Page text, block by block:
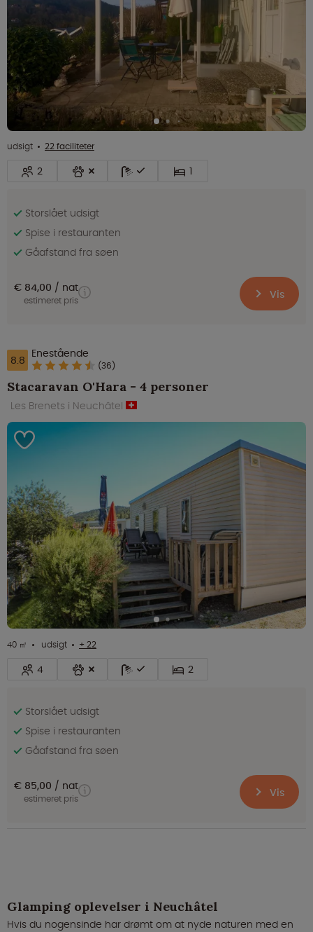
udsigt 22 faciliteter
2 1
Storslået udsigt
Spise i restauranten
Gåafstand fra søen
€ 84,00 nat
estimeret pris Vis
8.8 Enestående
(36)
Stacaravan O'Hara - 4 personer
Les Brenets i Neuchâtel
40 ㎡ udsigt + 22
4 2
Storslået udsigt
Spise i restauranten
Gåafstand fra søen
€ 85,00 nat
estimeret pris Vis
Glamping oplevelser i Neuchâtel
Hvis du nogensinde har drømt om at nyde naturen med en